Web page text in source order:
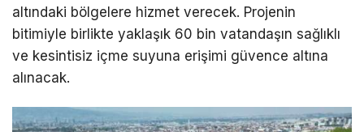
altındaki bölgelere hizmet verecek. Projenin
bitimiyle birlikte yaklaşık 60 bin vatandaşın sağlıklı
ve kesintisiz içme suyuna erişimi güvence altına
alınacak.